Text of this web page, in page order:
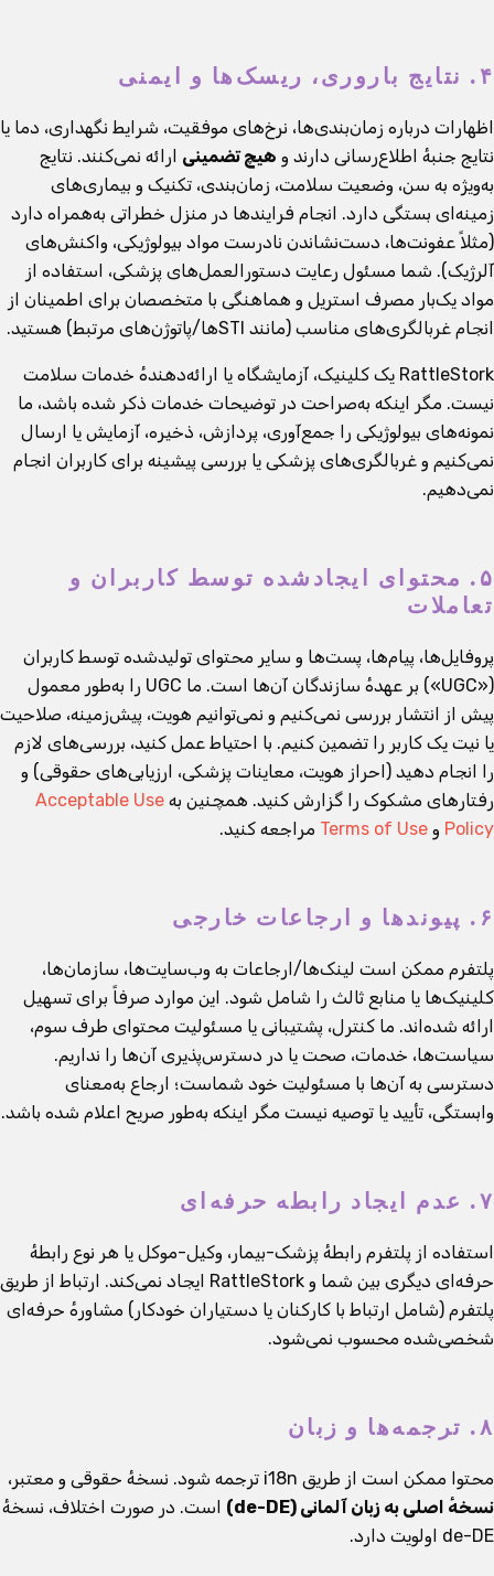
۴. نتایج باروری، ریسک‌ها و ایمنی
اظهارات درباره زمان‌بندی‌ها، نرخ‌های موفقیت، شرایط نگهداری، دما یا
نتایج جنبهٔ اطلاع‌رسانی دارند و هیچ تضمینی ارائه نمی‌کنند. نتایج
به‌ویژه به سن، وضعیت سلامت، زمان‌بندی، تکنیک و بیماری‌های
زمینه‌ای بستگی دارد. انجام فرایندها در منزل خطراتی به‌همراه دارد
(مثلاً عفونت‌ها، دست‌نشاندن نادرست مواد بیولوژیکی، واکنش‌های
آلرژیک). شما مسئول رعایت دستورالعمل‌های پزشکی، استفاده از
مواد یک‌بار مصرف استریل و هماهنگی با متخصصان برای اطمینان از
انجام غربالگری‌های مناسب (مانند STIها/پاتوژن‌های مرتبط) هستید.
RattleStork یک کلینیک، آزمایشگاه یا ارائه‌دهندهٔ خدمات سلامت
نیست. مگر اینکه به‌صراحت در توضیحات خدمات ذکر شده باشد، ما
نمونه‌های بیولوژیکی را جمع‌آوری، پردازش، ذخیره، آزمایش یا ارسال
نمی‌کنیم و غربالگری‌های پزشکی یا بررسی پیشینه برای کاربران انجام
نمی‌دهیم.
۵. محتوای ایجادشده توسط کاربران و
تعاملات
پروفایل‌ها، پیام‌ها، پست‌ها و سایر محتوای تولیدشده توسط کاربران
(«UGC») بر عهدهٔ سازندگان آن‌ها است. ما UGC را به‌طور معمول
پیش از انتشار بررسی نمی‌کنیم و نمی‌توانیم هویت، پیش‌زمینه، صلاحیت
یا نیت یک کاربر را تضمین کنیم. با احتیاط عمل کنید، بررسی‌های لازم
را انجام دهید (احراز هویت، معاینات پزشکی، ارزیابی‌های حقوقی) و
رفتارهای مشکوک را گزارش کنید. همچنین به Acceptable Use
Policy و Terms of Use مراجعه کنید.
۶. پیوندها و ارجاعات خارجی
پلتفرم ممکن است لینک‌ها/ارجاعات به وب‌سایت‌ها، سازمان‌ها،
کلینیک‌ها یا منابع ثالث را شامل شود. این موارد صرفاً برای تسهیل
ارائه شده‌اند. ما کنترل، پشتیبانی یا مسئولیت محتوای طرف سوم،
سیاست‌ها، خدمات، صحت یا در دسترس‌پذیری آن‌ها را نداریم.
دسترسی به آن‌ها با مسئولیت خود شماست؛ ارجاع به‌معنای
وابستگی، تأیید یا توصیه نیست مگر اینکه به‌طور صریح اعلام شده باشد.
۷. عدم ایجاد رابطه حرفه‌ای
استفاده از پلتفرم رابطهٔ پزشک-بیمار، وکیل-موکل یا هر نوع رابطهٔ
حرفه‌ای دیگری بین شما و RattleStork ایجاد نمی‌کند. ارتباط از طریق
پلتفرم (شامل ارتباط با کارکنان یا دستیاران خودکار) مشاورهٔ حرفه‌ای
شخصی‌شده محسوب نمی‌شود.
۸. ترجمه‌ها و زبان
محتوا ممکن است از طریق i18n ترجمه شود. نسخهٔ حقوقی و معتبر،
نسخهٔ اصلی به زبان آلمانی (de-DE)
است. در صورت اختلاف، نسخهٔ
de-DE اولویت دارد.